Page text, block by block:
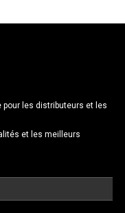
les distributeurs et les
et les meilleurs